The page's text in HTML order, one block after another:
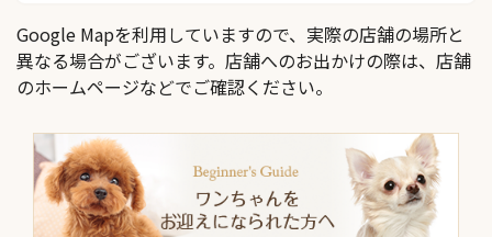
Google Mapを利用していますので、実際の店舗の場所と
異なる場合がございます。店舗へのお出かけの際は、店舗
のホームページなどでご確認ください。